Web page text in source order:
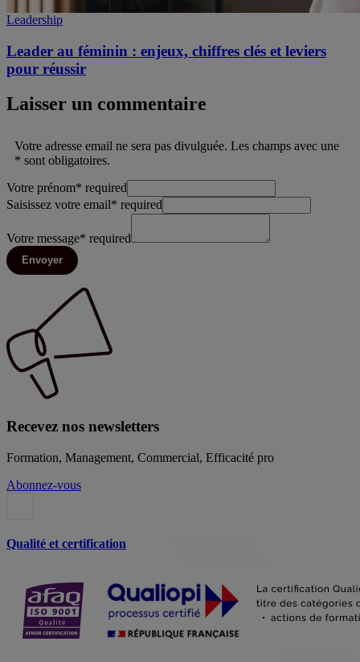
Leadership
Leader au féminin : enjeux, chiffres clés et leviers
pour réussir
Laisser un commentaire
Votre adresse email ne sera pas divulguée. Les champs avec une
* sont obligatoires.
Votre prénom* required
Saisissez votre email* required
Votre message* required
Envoyer
Recevez nos newsletters
Formation, Management, Commercial, Efficacité pro
Abonnez-vous
Qualité et certification